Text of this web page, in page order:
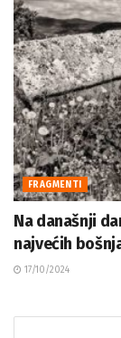
FRAGMENTI
Na današnji
najvećih
17/10/2024